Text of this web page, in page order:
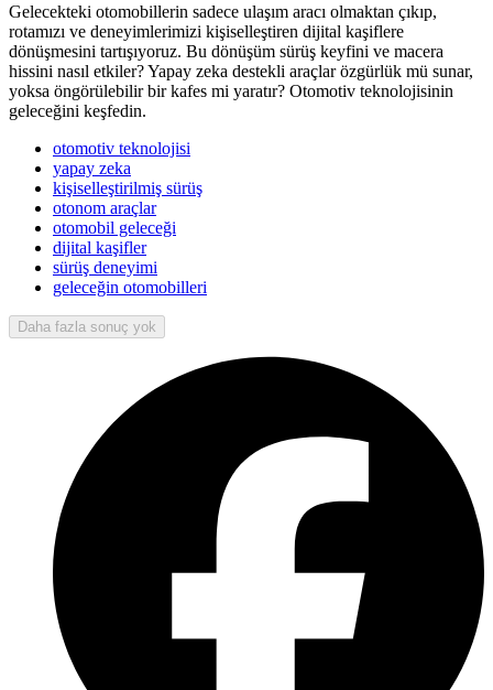
Gelecekteki otomobillerin sadece ulaşım aracı olmaktan çıkıp,
rotamızı ve deneyimlerimizi kişiselleştiren dijital kaşiflere
dönüşmesini tartışıyoruz. Bu dönüşüm sürüş keyfini ve macera
hissini nasıl etkiler? Yapay zeka destekli araçlar özgürlük mü sunar,
yoksa öngörülebilir bir kafes mi yaratır? Otomotiv teknolojisinin
geleceğini keşfedin.
otomotiv teknolojisi
yapay zeka
kişiselleştirilmiş sürüş
otonom araçlar
otomobil geleceği
dijital kaşifler
sürüş deneyimi
geleceğin otomobilleri
Daha fazla sonuç yok